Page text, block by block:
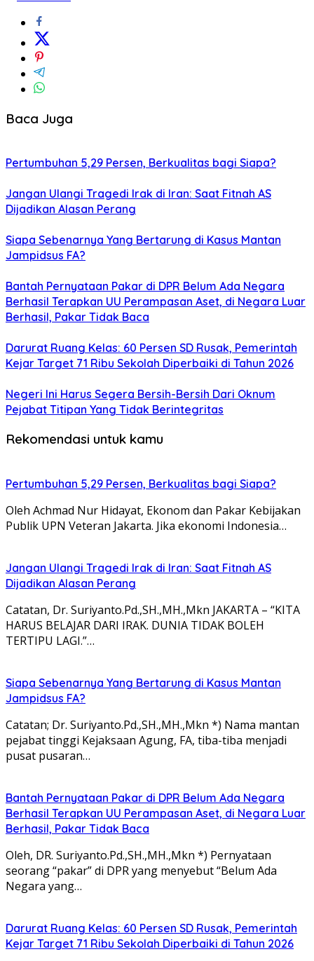
Baca Juga
Pertumbuhan 5,29 Persen, Berkualitas bagi Siapa?
Jangan Ulangi Tragedi Irak di Iran: Saat Fitnah AS
Dijadikan Alasan Perang
Siapa Sebenarnya Yang Bertarung di Kasus Mantan
Jampidsus FA?
Bantah Pernyataan Pakar di DPR Belum Ada Negara
Berhasil Terapkan UU Perampasan Aset, di Negara Luar
Berhasil, Pakar Tidak Baca
Darurat Ruang Kelas: 60 Persen SD Rusak, Pemerintah
Kejar Target 71 Ribu Sekolah Diperbaiki di Tahun 2026
Negeri Ini Harus Segera Bersih-Bersih Dari Oknum
Pejabat Titipan Yang Tidak Berintegritas
Rekomendasi untuk kamu
Pertumbuhan 5,29 Persen, Berkualitas bagi Siapa?
Oleh Achmad Nur Hidayat, Ekonom dan Pakar Kebijakan
Publik UPN Veteran Jakarta. Jika ekonomi Indonesia…
Jangan Ulangi Tragedi Irak di Iran: Saat Fitnah AS
Dijadikan Alasan Perang
Catatan, Dr. Suriyanto.Pd.,SH.,MH.,Mkn JAKARTA – “KITA
HARUS BELAJAR DARI IRAK. DUNIA TIDAK BOLEH
TERTIPU LAGI.”…
Siapa Sebenarnya Yang Bertarung di Kasus Mantan
Jampidsus FA?
Catatan; Dr. Suriyanto.Pd.,SH.,MH.,Mkn *) Nama mantan
pejabat tinggi Kejaksaan Agung, FA, tiba-tiba menjadi
pusat pusaran…
Bantah Pernyataan Pakar di DPR Belum Ada Negara
Berhasil Terapkan UU Perampasan Aset, di Negara Luar
Berhasil, Pakar Tidak Baca
Oleh, DR. Suriyanto.Pd.,SH.,MH.,Mkn *) Pernyataan
seorang “pakar” di DPR yang menyebut “Belum Ada
Negara yang…
Darurat Ruang Kelas: 60 Persen SD Rusak, Pemerintah
Kejar Target 71 Ribu Sekolah Diperbaiki di Tahun 2026